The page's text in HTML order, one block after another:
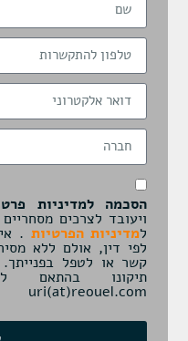
הסכמה למדיניות
ויעובד לצרכים
למדיניות הפרטיות.
לפי דין, אולם ללא
קשר או לטפל
תיקונו בהתאם
uri(at)reouel.com